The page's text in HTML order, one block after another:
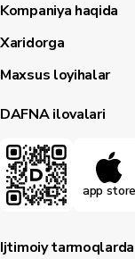
Kompaniya haqida
Xaridorga
Maxsus loyihalar
DAFNA ilovalari
app store
Ijtimoiy tarmoqlarda